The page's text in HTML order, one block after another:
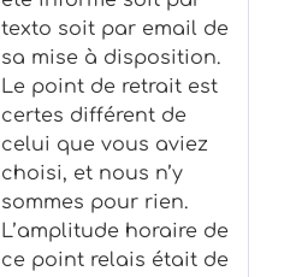
texto soit par email de
sa mise à disposition.
Le point de retrait est
certes différent de
celui que vous aviez
choisi, et nous n’y
sommes pour rien.
L’amplitude horaire de
ce point relais était de